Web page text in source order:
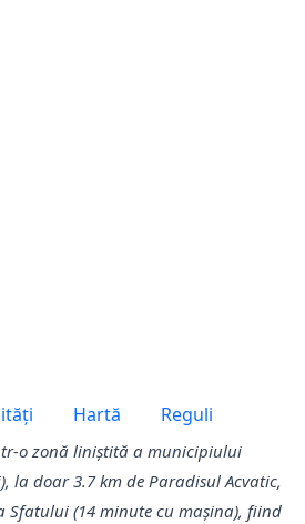
Hartă Reguli
o zonă liniștită a municipiului
la doar 3.7 km de Paradisul Acvatic,
Sfatului (14 minute cu mașina), fiind